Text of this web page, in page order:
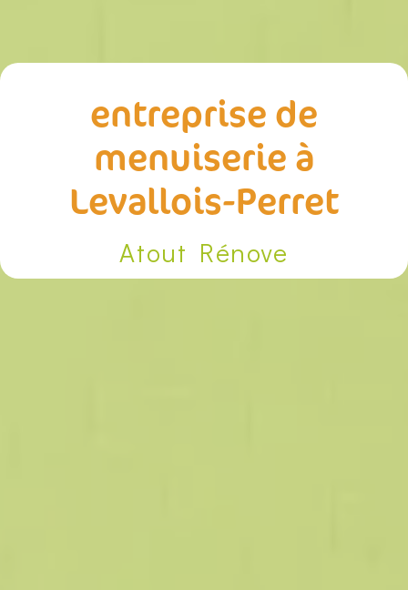
entreprise de
menuiserie à
Levallois-Perret
Atout Rénove